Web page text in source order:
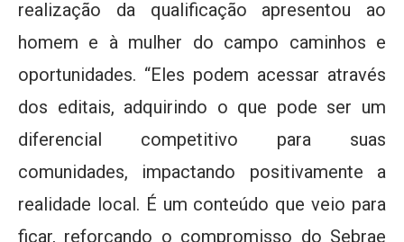
realização da qualificação apresentou ao
homem e à mulher do campo caminhos e
oportunidades. “Eles podem acessar através
dos editais, adquirindo o que pode ser um
diferencial competitivo para suas
comunidades, impactando positivamente a
realidade local. É um conteúdo que veio para
ficar, reforçando o compromisso do Sebrae